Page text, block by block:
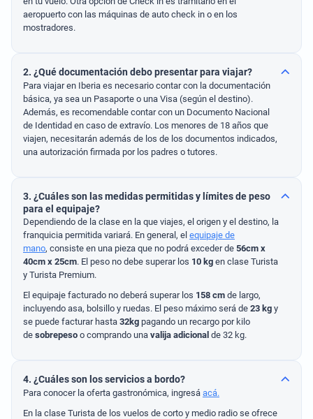
aeropuerto con las máquinas de auto check in o en los
mostradores.
2. ¿Qué documentación debo presentar para viajar?
Para viajar en Iberia es necesario contar con la documentación
básica, ya sea un Pasaporte o una Visa (según el destino).
Además, es recomendable contar con un Documento Nacional
de Identidad en caso de extravío. Los menores de 18 años que
viajen, necesitarán además de los de los documentos indicados,
una autorización firmada por los padres o tutores.
3. ¿Cuáles son las medidas permitidas y límites de peso
para el equipaje?
Dependiendo de la clase en la que viajes, el origen y el destino, la
franquicia permitida variará. En general, el equipaje de
mano, consiste en una pieza que no podrá exceder de 56cm x
40cm x 25cm. El peso no debe superar los 10 kg en clase Turista
y Turista Premium.
El equipaje facturado no deberá superar los 158 cm de largo,
incluyendo asa, bolsillo y ruedas. El peso máximo será de 23 kg y
se puede facturar hasta 32kg pagando un recargo por kilo
de sobrepeso o comprando una valija adicional de 32 kg.
4. ¿Cuáles son los servicios a bordo?
Para conocer la oferta gastronómica, ingresá acá.
En la clase Turista de los vuelos de corto y medio radio se ofrece